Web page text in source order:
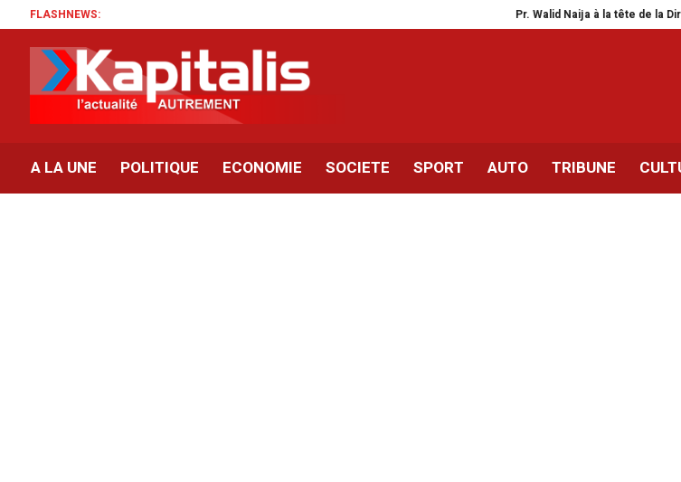
FLASHNEWS: Pr. Walid Naija à la tête de la Direction
A LA UNE POLITIQUE ECONOMIE SOCIETE SPORT AUTO TRIBUNE